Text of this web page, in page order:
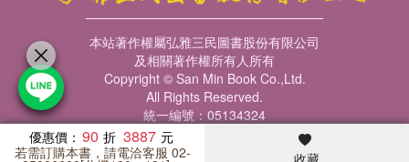
優惠價： 90 3887
若需訂購本書，請電洽客服 02- 收藏
本站著作權屬弘雅三民圖書股份有限公司
及相關著作權所有人所有
Copyright © San Min Book Co.,Ltd.
All Rights Reserved.
統一編號：05134324